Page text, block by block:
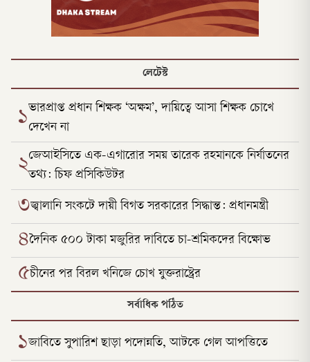
লেটেস্ট
১ভারপ্রাপ্ত প্রধান শিক্ষক ‘অক্ষম’, দায়িত্বে আসা শিক্ষক চোখে
দেখেন না
২জেআইসিতে এক-এগারোর সময় তারেক রহমানকে নির্যাতনের
তথ্য: চিফ প্রসিকিউটর
৩জ্বালানি সংকটে দায়ী বিগত সরকারের সিদ্ধান্ত: প্রধানমন্ত্রী
৪দৈনিক ৫০০ টাকা মজুরির দাবিতে চা-শ্রমিকদের বিক্ষোভ
৫চীনের পর বিরল খনিজে চোখ যুক্তরাষ্ট্রের
সর্বাধিক পঠিত
১জাবিতে সুপারিশ ছাড়া পদোন্নতি, আটকে গেল আপত্তিতে